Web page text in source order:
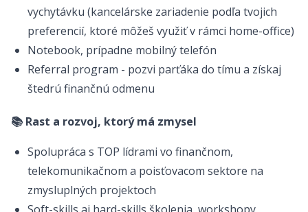
vychytávku (kancelárske zariadenie podľa tvojich
preferencií, ktoré môžeš využiť v rámci home-office)
Notebook, prípadne mobilný telefón
Referral program - pozvi parťáka do tímu a získaj
štedrú finančnú odmenu
📚 Rast a rozvoj, ktorý má zmysel
Spolupráca s TOP lídrami vo finančnom,
telekomunikačnom a poisťovacom sektore na
zmysluplných projektoch